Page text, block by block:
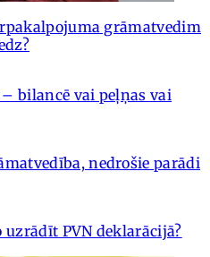
grāmatvedim
bilancē vai peļņas vai
nedrošie parādi
PVN deklarācijā?